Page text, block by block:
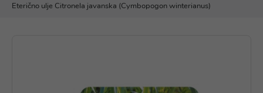
Eterično ulje Citronela javanska (Cymbopogon winterianus)